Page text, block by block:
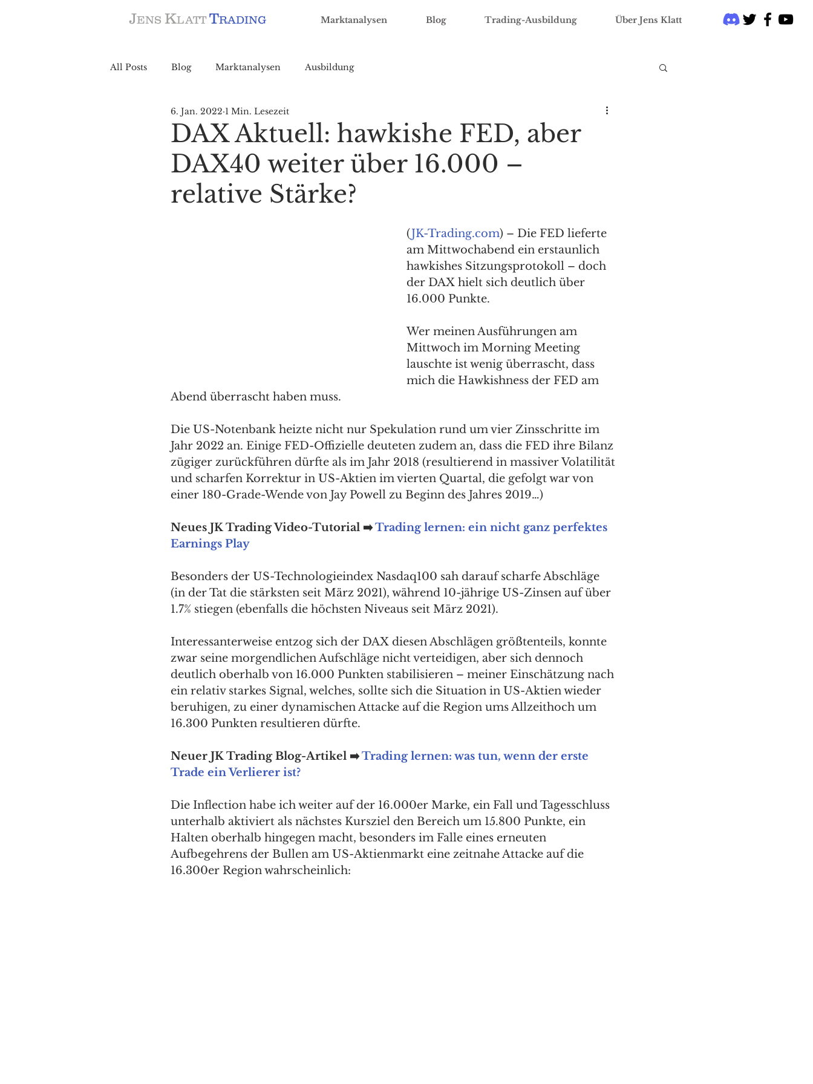
JENS KLATT TRADING Marktanalysen Blog Trading-Ausbildung Über Jens Klatt
All Posts Blog Marktanalysen Ausbildung
DAX Aktuell: hawkishe FED, aber
DAX40 weiter über 16.000 –
relative Stärke?
6. Jan. 2022 1 Min. Lesezeit
(JK-Trading.com) – Die FED lieferte
am Mittwochabend ein erstaunlich
hawkishes Sitzungsprotokoll – doch
der DAX hielt sich deutlich über
16.000 Punkte.
Wer meinen Ausführungen am
Mittwoch im Morning Meeting
lauschte ist wenig überrascht, dass
mich die Hawkishness der FED am
Abend überrascht haben muss.
Die US-Notenbank heizte nicht nur Spekulation rund um vier Zinsschritte im
Jahr 2022 an. Einige FED-Offizielle deuteten zudem an, dass die FED ihre Bilanz
zügiger zurückführen dürfte als im Jahr 2018 (resultierend in massiver Volatilität
und scharfen Korrektur in US-Aktien im vierten Quartal, die gefolgt war von
einer 180-Grade-Wende von Jay Powell zu Beginn des Jahres 2019…)
Neues JK Trading Video-Tutorial ➡️ Trading lernen: ein nicht ganz perfektes
Earnings Play
Besonders der US-Technologieindex Nasdaq100 sah darauf scharfe Abschläge
(in der Tat die stärksten seit März 2021), während 10-jährige US-Zinsen auf über
1.7% stiegen (ebenfalls die höchsten Niveaus seit März 2021).
Interessanterweise entzog sich der DAX diesen Abschlägen größtenteils, konnte
zwar seine morgendlichen Aufschläge nicht verteidigen, aber sich dennoch
deutlich oberhalb von 16.000 Punkten stabilisieren – meiner Einschätzung nach
ein relativ starkes Signal, welches, sollte sich die Situation in US-Aktien wieder
beruhigen, zu einer dynamischen Attacke auf die Region ums Allzeithoch um
16.300 Punkten resultieren dürfte.
Neuer JK Trading Blog-Artikel ➡️ Trading lernen: was tun, wenn der erste
Trade ein Verlierer ist?
Die Inflection habe ich weiter auf der 16.000er Marke, ein Fall und Tagesschluss
unterhalb aktiviert als nächstes Kursziel den Bereich um 15.800 Punkte, ein
Halten oberhalb hingegen macht, besonders im Falle eines erneuten
Aufbegehrens der Bullen am US-Aktienmarkt eine zeitnahe Attacke auf die
16.300er Region wahrscheinlich: